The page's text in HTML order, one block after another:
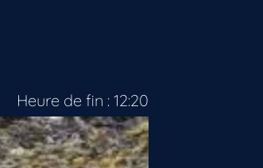
Heure de fin : 12:20